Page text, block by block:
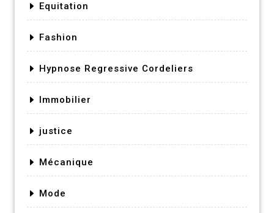
Equitation
Fashion
Hypnose Regressive Cordeliers
Immobilier
justice
Mécanique
Mode